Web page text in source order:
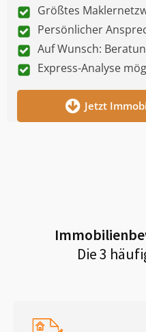
Größtes
Persönlicher
Auf Wunsch:
Express-Analyse
Jetzt
Die 3